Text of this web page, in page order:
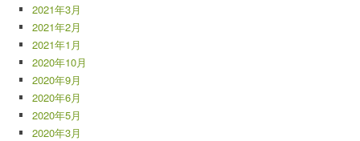
2021年3月
2021年2月
2021年1月
2020年10月
2020年9月
2020年6月
2020年5月
2020年3月